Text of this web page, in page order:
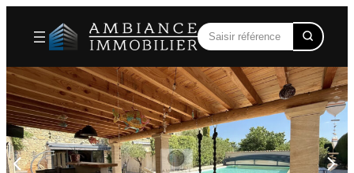
contenu